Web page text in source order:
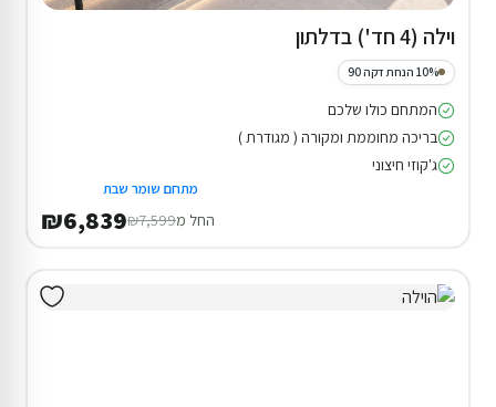
וילה (4 חד') בדלתון
10% הנחת דקה 90
המתחם כולו שלכם
בריכה מחוממת ומקורה ( מגודרת )
ג'קוזי חיצוני
מתחם שומר שבת
החל מ₪7,599
₪6,839